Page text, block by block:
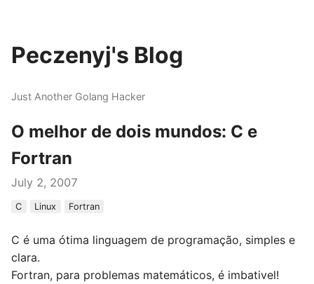
Peczenyj's Blog
Just Another Golang Hacker
O melhor de dois mundos: C e
Fortran
July 2, 2007
C Linux Fortran
C é uma ótima linguagem de programação, simples e
clara.
Fortran, para problemas matemáticos, é imbativel!